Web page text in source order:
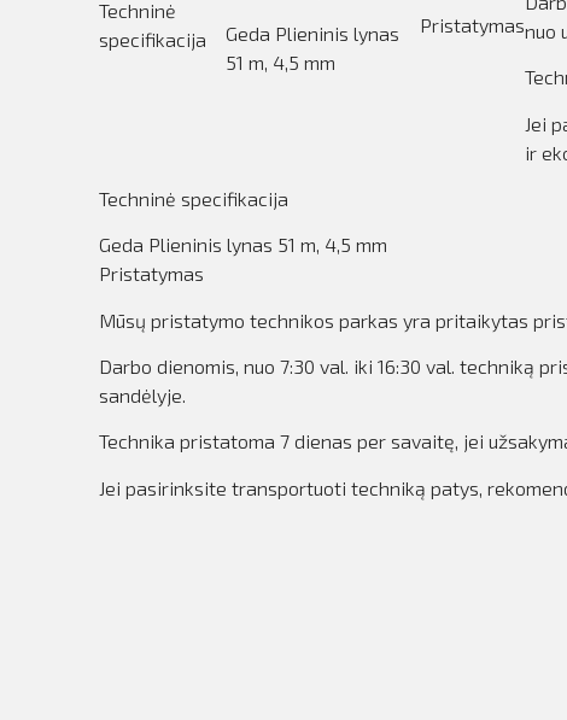
Techninė
specifikacija
Geda Plieninis lynas
51 m, 4,5 mm
Pristatymasnuo
Jei
ir
Techninė specifikacija
Geda Plieninis lynas 51 m, 4,5 mm
Pristatymas
Mūsų pristatymo technikos parkas yra pritaikytas
Darbo dienomis, nuo 7:30 val. iki 16:30 val. techniką
sandėlyje.
Technika pristatoma 7 dienas per savaitę, jei
Jei pasirinksite transportuoti techniką patys,